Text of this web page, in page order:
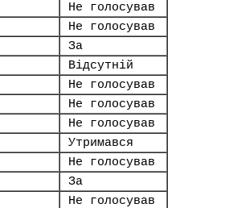
Не голосував
Не голосував
За
Відсутній
Не голосував
Не голосував
Не голосував
Утримався
Не голосував
За
Не голосував